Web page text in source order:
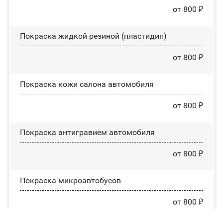
от 800 ₽
Покраска жидкой резиной (пластидип)
от 800 ₽
Покраска кожи салона автомобиля
от 800 ₽
Покраска антигравием автомобиля
от 800 ₽
Покраска микроавтобусов
от 800 ₽